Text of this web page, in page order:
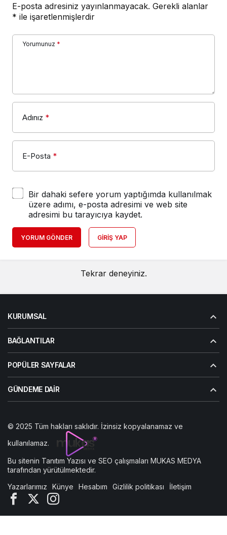
E-posta adresiniz yayınlanmayacak. Gerekli alanlar
* ile işaretlenmişlerdir
Yorumunuz *
Adınız *
E-Posta *
Bir dahaki sefere yorum yaptığımda kullanılmak
üzere adımı, e-posta adresimi ve web site
adresimi bu tarayıcıya kaydet.
YORUM GÖNDER GIRIŞ YAP
Tekrar deneyiniz.
KURUMSAL
BAĞLANTILAR
POPÜLER SAYFALAR
GÜNDEME DAIR
© 2025 Tüm hakları saklıdır. İzinsiz kopyalanamaz ve
kullanılamaz.
Bu sitenin Tanıtım Yazısı ve SEO çalışmaları MUKAS MEDYA
tarafından yürütülmektedir.
Yazarlarımız
Künye Hesabım Gizlilik politikası İletişim